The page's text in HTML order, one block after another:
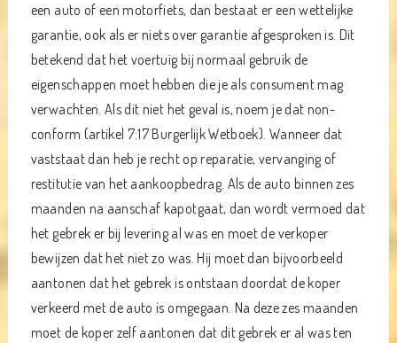
een auto of een motorfiets, dan bestaat er een wettelijke
garantie, ook als er niets over garantie afgesproken is. Dit
betekend dat het voertuig bij normaal gebruik de
eigenschappen moet hebben die je als consument mag
verwachten. Als dit niet het geval is, noem je dat non-
conform (artikel 7:17 Burgerlijk Wetboek). Wanneer dat
vaststaat dan heb je recht op reparatie, vervanging of
restitutie van het aankoopbedrag. Als de auto binnen zes
maanden na aanschaf kapotgaat, dan wordt vermoed dat
het gebrek er bij levering al was en moet de verkoper
bewijzen dat het niet zo was. Hij moet dan bijvoorbeeld
aantonen dat het gebrek is ontstaan doordat de koper
verkeerd met de auto is omgegaan. Na deze zes maanden
moet de koper zelf aantonen dat dit gebrek er al was ten